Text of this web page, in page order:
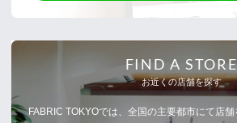
FIND A STORE
お近くの店舗を探す
FABRIC TOKYOでは、全国の主要都市にて店